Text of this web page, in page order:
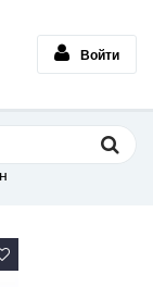
Войти